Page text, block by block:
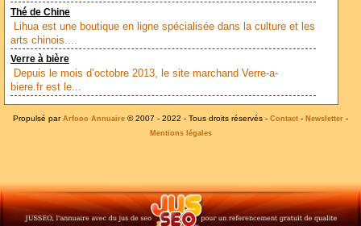
Thé de Chine
Lihua est une boutique en ligne spécialisée dans la culture et les
arts chinois....
Verre à bière
Depuis le mois d’octobre 2013, le site marchand Verre-a-
biere.fr est le...
Propulsé par Arfooo Annuaire © 2007 - 2022 - Tous droits réservés - Contact - Newsletter -
Mentions légales